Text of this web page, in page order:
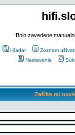
Bolo zavedene
Hľadať Zoznam
Nastavenia
Zašlite mi